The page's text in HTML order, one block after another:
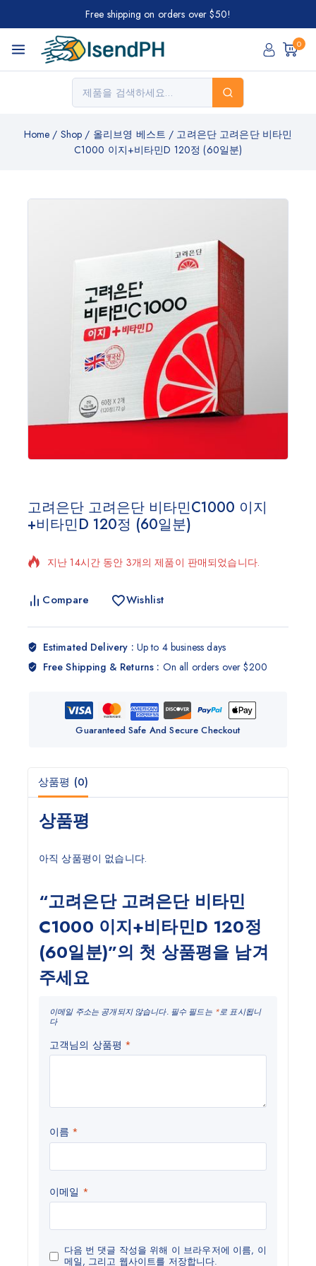
Free shipping on orders over $50!
0
Home / Shop / 올리브영 베스트 / 고려은단 고려은단 비타민
C1000 이지+비타민D 120정 (60일분)
고려은단 고려은단 비타민C1000 이지
+비타민D 120정 (60일분)
지난 14시간 동안 3개의 제품이 판매되었습니다.
빠르게 판매 중! 9명 이상이 장바구니에 담았습니다.
Compare Wishlist
Estimated Delivery : Up to 4 business days
Free Shipping & Returns : On all orders over $200
Guaranteed Safe And Secure Checkout
상품평 (0)
상품평
아직 상품평이 없습니다.
“고려은단 고려은단 비타민
C1000 이지+비타민D 120정
(60일분)”의 첫 상품평을 남겨
주세요
이메일 주소는 공개되지 않습니다. 필수 필드는 *로 표시됩니
다
고객님의 상품평 *
이름 *
이메일 *
다음 번 댓글 작성을 위해 이 브라우저에 이름, 이
메일, 그리고 웹사이트를 저장합니다.